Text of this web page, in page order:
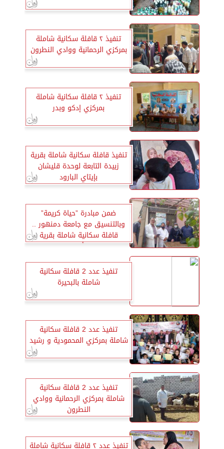
تنفيذ ٢ قافلة سكانية شاملة
بمركزي الرحمانية ووادي النطرون
تنفيذ ٢ قافلة سكانية شاملة
بمركزي إدكو وبدر
تنفيذ قافلة سكانية شاملة بقرية
زبيدة التابعة لوحدة قليشان
بإيتاي البارود
ضمن مبادرة ”حياة كريمة”
وبالتنسيق مع جامعة دمنهور ..
قافلة سكانية شاملة بقرية
تروجي بأبو المطامير
تنفيذ عدد 2 قافلة سكانية
شاملة بالبحيرة
تنفيذ عدد 2 قافلة سكانية
شاملة بمركزي المحمودية و رشيد
تنفيذ عدد 2 قافلة سكانية
شاملة بمركزي الرحمانية ووادي
النطرون
تنفيذ عدد ٢ قافلة سكانية شاملة